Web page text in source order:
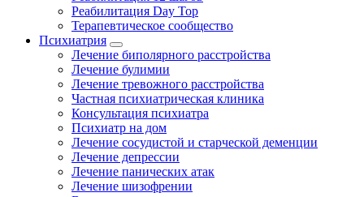
Реабилитация Day Top
Терапевтическое сообщество
Психиатрия
Лечение биполярного расстройства
Лечение булимии
Лечение тревожного расстройства
Частная психиатрическая клиника
Консультация психиатра
Психиатр на дом
Лечение сосудистой и старческой деменции
Лечение депрессии
Лечение панических атак
Лечение шизофрении